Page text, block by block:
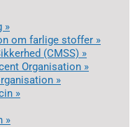
»
om farlige stoffer »
(CMSS) »
Organisation »
»
»
»